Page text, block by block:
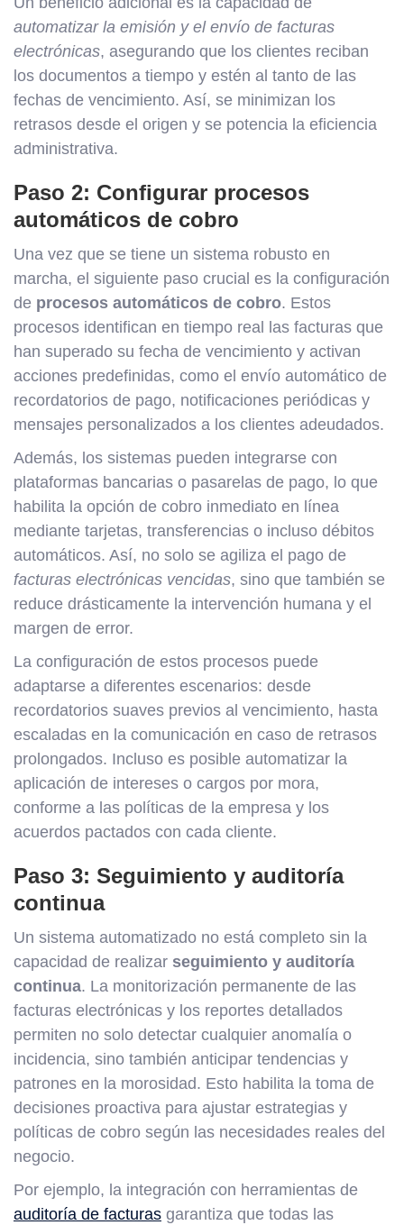
automatizar la emisión y el envío de facturas
electrónicas, asegurando que los clientes reciban
los documentos a tiempo y estén al tanto de las
fechas de vencimiento. Así, se minimizan los
retrasos desde el origen y se potencia la eficiencia
administrativa.
Paso 2: Configurar procesos
automáticos de cobro
Una vez que se tiene un sistema robusto en
marcha, el siguiente paso crucial es la configuración
de procesos automáticos de cobro. Estos
procesos identifican en tiempo real las facturas que
han superado su fecha de vencimiento y activan
acciones predefinidas, como el envío automático de
recordatorios de pago, notificaciones periódicas y
mensajes personalizados a los clientes adeudados.
Además, los sistemas pueden integrarse con
plataformas bancarias o pasarelas de pago, lo que
habilita la opción de cobro inmediato en línea
mediante tarjetas, transferencias o incluso débitos
automáticos. Así, no solo se agiliza el pago de
facturas electrónicas vencidas, sino que también se
reduce drásticamente la intervención humana y el
margen de error.
La configuración de estos procesos puede
adaptarse a diferentes escenarios: desde
recordatorios suaves previos al vencimiento, hasta
escaladas en la comunicación en caso de retrasos
prolongados. Incluso es posible automatizar la
aplicación de intereses o cargos por mora,
conforme a las políticas de la empresa y los
acuerdos pactados con cada cliente.
Paso 3: Seguimiento y auditoría
continua
Un sistema automatizado no está completo sin la
capacidad de realizar seguimiento y auditoría
continua. La monitorización permanente de las
facturas electrónicas y los reportes detallados
permiten no solo detectar cualquier anomalía o
incidencia, sino también anticipar tendencias y
patrones en la morosidad. Esto habilita la toma de
decisiones proactiva para ajustar estrategias y
políticas de cobro según las necesidades reales del
negocio.
Por ejemplo, la integración con herramientas de
auditoría de facturas garantiza que todas las